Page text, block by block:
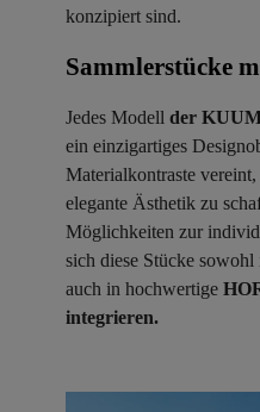
konzipiert sind.
Sammlerstücke
Jedes Modell der
ein einzigartiges
Materialkontraste
elegante Ästhetik zu
Möglichkeiten zur
sich diese Stücke
auch in hochwertige
integrieren.